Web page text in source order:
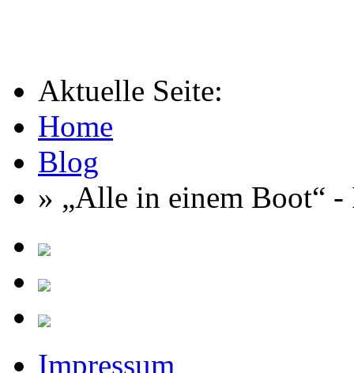
Aktuelle Seite:
Home
Blog
» „Alle in einem Boot“
Impressum